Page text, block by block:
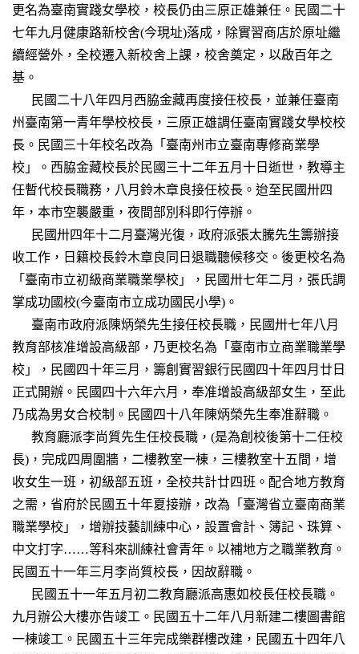
更名為臺南實踐女學校，校長仍由三原正雄兼任。民國二十
七年九月健康路新校舍(今現址)落成，除實習商店於原址繼
續經營外，全校遷入新校舍上課，校舍奠定，以啟百年之
基。
民國二十八年四月西脇金藏再度接任校長，並兼任臺南
州臺南第一青年學校校長，三原正雄調任臺南實踐女學校校
長。民國三十年校名改為「臺南州市立臺南專修商業學
校」。西脇金藏校長於民國三十二年五月十日逝世，教導主
任暫代校長職務，八月鈴木章良接任校長。迨至民國卅四
年，本市空襲嚴重，夜間部別科即行停辦。
民國卅四年十二月臺灣光復，政府派張太騰先生籌辦接
收工作，日籍校長鈴木章良同日退職聽候移交。後更校名為
「臺南市立初級商業職業學校」，民國卅七年二月，張氏調
掌成功國校(今臺南市立成功國民小學)。
臺南市政府派陳炳榮先生接任校長職，民國卅七年八月
教育部核准增設高級部，乃更校名為「臺南市立商業職業學
校」，民國四十年三月，籌創實習銀行民國四十年四月廿日
正式開辦。民國四十六年六月，奉准增設高級部女生，至此
乃成為男女合校制。民國四十八年陳炳榮先生奉准辭職。
教育廳派李尚質先生任校長職，(是為創校後第十二任校
長)，完成四周圍牆，二樓教室一棟，三樓教室十五間，增
收女生一班，初級部五班，全校共計廿四班。配合地方教育
之需，省府於民國五十年夏接辦，改為「臺灣省立臺南商業
職業學校」，增辦技藝訓練中心，設置會計、簿記、珠算、
中文打字……等科來訓練社會青年。以補地方之職業教育。
民國五十一年三月李尚質校長，因故辭職。
民國五十一年五月初二教育廳派高惠如校長任校長職。
九月辦公大樓亦告竣工。民國五十二年八月新建二樓圖書館
一棟竣工。民國五十三年完成樂群樓改建，民國五十四年八